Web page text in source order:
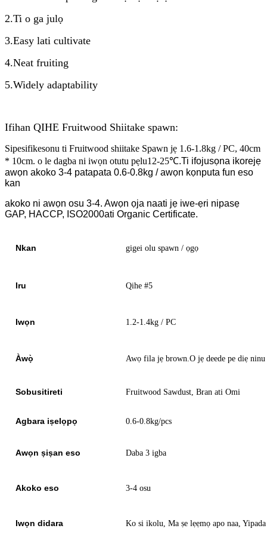
2.Ti o ga julọ
3.Easy lati cultivate
4.Neat fruiting
5.Widely adaptability
Ifihan QIHE Fruitwood Shiitake spawn:
Sipesifikesonu ti Fruitwood shiitake Spawn jẹ 1.6-1.8kg / PC, 40cm
* 10cm. o le dagba ni iwọn otutu pẹlu12-25℃.Ti ifojusọna ikorejẹ
awọn akoko 3-4 patapata 0.6-0.8kg / awọn kọnputa fun eso
kan
akoko ni awọn osu 3-4. Awọn ọja naati jẹ iwe-ẹri nipasẹ
GAP, HACCP, ISO2000ati Organic Certificate.
Nkan gigei olu spawn / ọgọ
Iru Qihe #5
Iwọn 1.2-1.4kg / PC
Àwọ̀ Awọ fila jẹ brown.O jẹ deede pe diẹ
Sobusitireti Fruitwood Sawdust, Bran ati Omi
Agbara iṣelọpọ 0.6-0.8kg/pcs
Awọn ṣiṣan eso Daba 3 igba
Akoko eso 3-4 osu
Iwọn didara Ko si ikolu, Ma ṣe lẹẹmọ apo naa,